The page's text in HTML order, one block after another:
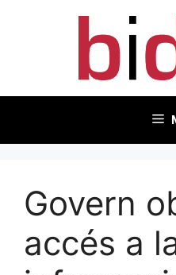
Govern
accés a